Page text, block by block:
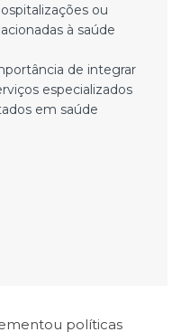
ou
à saúde
de integrar
especializados
em saúde
políticas